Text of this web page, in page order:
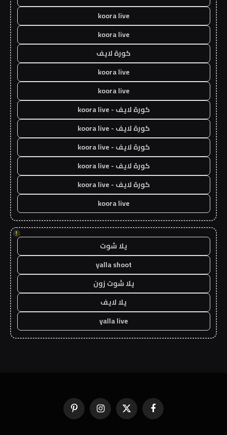
koora live
koora live
كورة لايف
koora live
koora live
كورة لايف - koora live
كورة لايف - koora live
كورة لايف - koora live
كورة لايف - koora live
كورة لايف - koora live
koora live
!
يلا شوت
yalla shoot
يلا شوت زون
يلا لايف
yalla live
فيسبوك X
(Twitter)
الانستغرامبينتيريست